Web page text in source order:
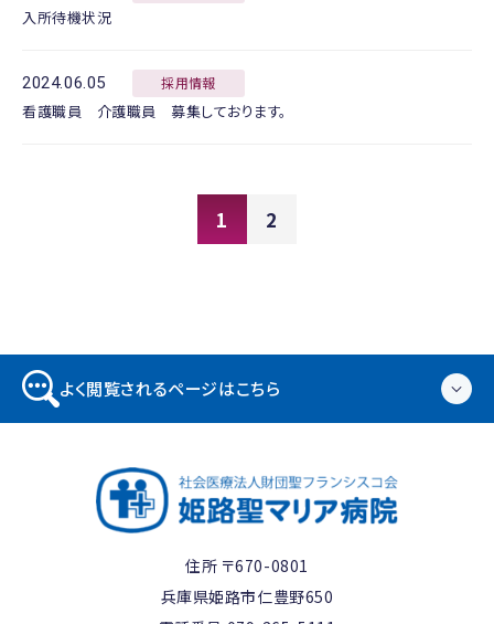
入所待機状況
2024.06.05 採用情報
看護職員 介護職員 募集しております。
1 2
よく閲覧されるページはこちら
住所 〒670-0801
兵庫県姫路市仁豊野650